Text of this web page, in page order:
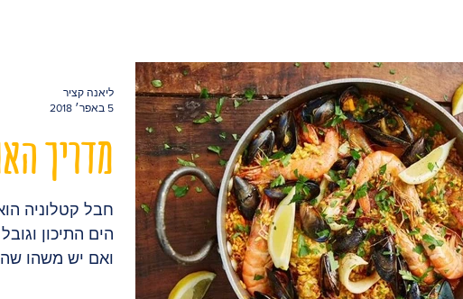
מדריך
חבל קטלוניה
הים התיכון
ואם יש משהו
ליאנה קציר
5 באפר׳ 2018